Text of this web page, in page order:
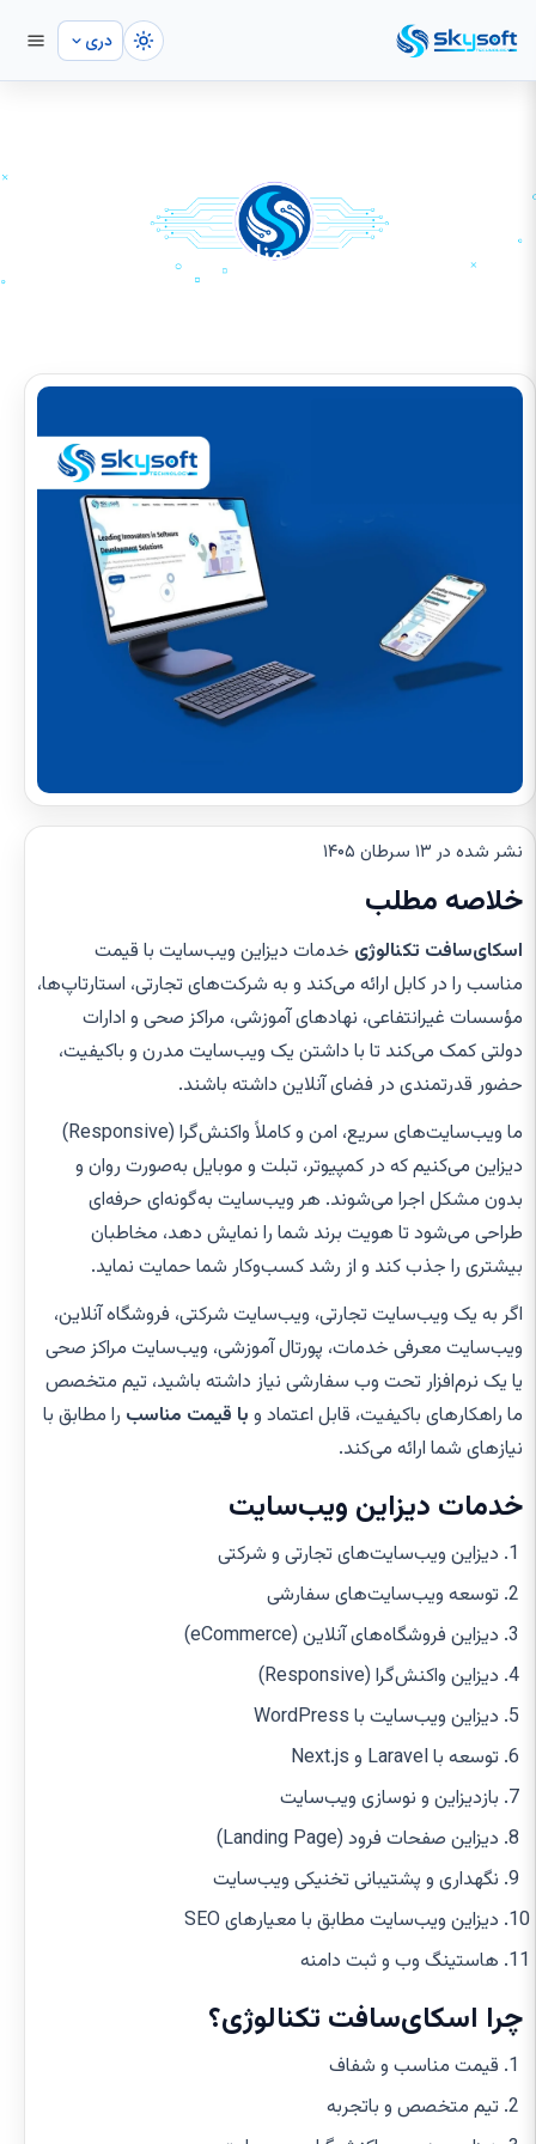
دری
دیزاین ویب‌سایت با قیمت مناسب در کابل
نشر شده در ۱۳ سرطان ۱۴۰۵
خلاصه مطلب
اسکای‌سافت تکنالوژی خدمات دیزاین ویب‌سایت با قیمت
مناسب را در کابل ارائه می‌کند و به شرکت‌های تجارتی، استارتاپ‌ها،
مؤسسات غیرانتفاعی، نهادهای آموزشی، مراکز صحی و ادارات
دولتی کمک می‌کند تا با داشتن یک ویب‌سایت مدرن و باکیفیت،
حضور قدرتمندی در فضای آنلاین داشته باشند.
ما ویب‌سایت‌های سریع، امن و کاملاً واکنش‌گرا (Responsive)
دیزاین می‌کنیم که در کمپیوتر، تبلت و موبایل به‌صورت روان و
بدون مشکل اجرا می‌شوند. هر ویب‌سایت به‌گونه‌ای حرفه‌ای
طراحی می‌شود تا هویت برند شما را نمایش دهد، مخاطبان
بیشتری را جذب کند و از رشد کسب‌وکار شما حمایت نماید.
اگر به یک ویب‌سایت تجارتی، ویب‌سایت شرکتی، فروشگاه آنلاین،
ویب‌سایت معرفی خدمات، پورتال آموزشی، ویب‌سایت مراکز صحی
یا یک نرم‌افزار تحت وب سفارشی نیاز داشته باشید، تیم متخصص
ما راهکارهای باکیفیت، قابل اعتماد و با قیمت مناسب را مطابق با
نیازهای شما ارائه می‌کند.
خدمات دیزاین ویب‌سایت
دیزاین ویب‌سایت‌های تجارتی و شرکتی
توسعه ویب‌سایت‌های سفارشی
دیزاین فروشگاه‌های آنلاین (eCommerce)
دیزاین واکنش‌گرا (Responsive)
دیزاین ویب‌سایت با WordPress
توسعه با Laravel و Next.js
بازدیزاین و نوسازی ویب‌سایت
دیزاین صفحات فرود (Landing Page)
نگهداری و پشتیبانی تخنیکی ویب‌سایت
دیزاین ویب‌سایت مطابق با معیارهای SEO
هاستینگ وب و ثبت دامنه
چرا اسکای‌سافت تکنالوژی؟
قیمت مناسب و شفاف
تیم متخصص و باتجربه